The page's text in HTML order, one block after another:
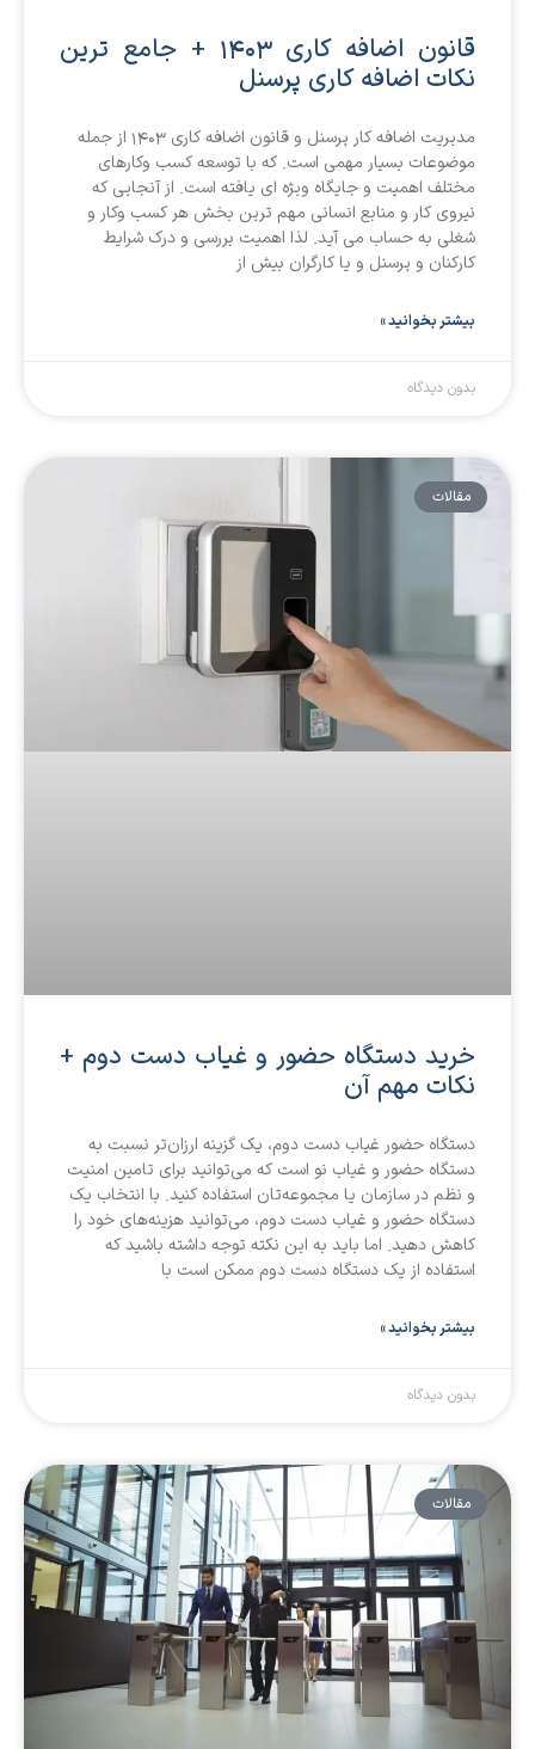
قانون اضافه کاری 1403 + جامع ترین
نکات اضافه کاری پرسنل
مدیریت اضافه کار پرسنل و قانون اضافه کاری 1403 از جمله
موضوعات بسیار مهمی است. که با توسعه کسب وکارهای
مختلف اهمیت و جایگاه ویژه ای یافته است. از آنجایی که
نیروی کار و منابع انسانی مهم ترین بخش هر کسب وکار و
شغلی به حساب می آید. لذا اهمیت بررسی و درک شرایط
کارکنان و پرسنل و یا کارگران بیش از
بیشتر بخوانید »
بدون دیدگاه
مقالات
خرید دستگاه حضور و غیاب دست دوم +
نکات مهم آن
دستگاه حضور غیاب دست دوم، یک گزینه ارزان‌تر نسبت به
دستگاه حضور و غیاب نو است که می‌توانید برای تامین امنیت
و نظم در سازمان یا مجموعه‌تان استفاده کنید. با انتخاب یک
دستگاه حضور و غیاب دست دوم، می‌توانید هزینه‌های خود را
کاهش دهید. اما باید به این نکته توجه داشته باشید که
استفاده از یک دستگاه دست دوم ممکن است با
بیشتر بخوانید »
بدون دیدگاه
مقالات